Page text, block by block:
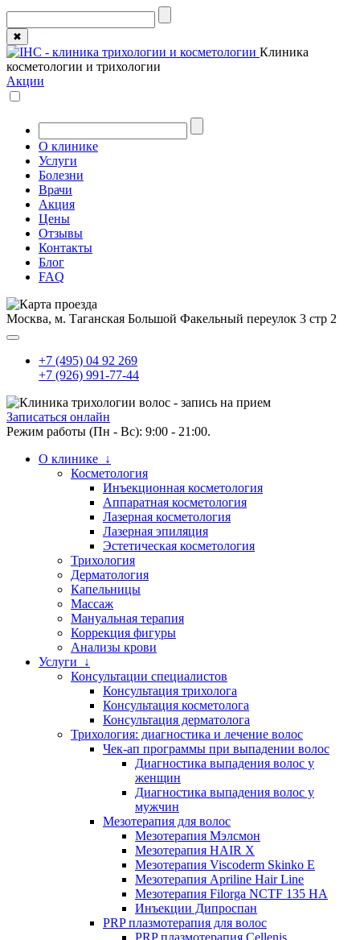
✖
Клиника
косметологии и трихологии
Акции
О клинике
Услуги
Болезни
Врачи
Акция
Цены
Отзывы
Контакты
Блог
FAQ
Москва, м. Таганская Большой Факельный переулок 3 стр 2
+7 (495) 04 92 269
+7 (926) 991-77-44
Записаться онлайн
Режим работы (Пн - Вс): 9:00 - 21:00.
О клинике ↓
Косметология
Инъекционная косметология
Аппаратная косметология
Лазерная косметология
Лазерная эпиляция
Эстетическая косметология
Трихология
Дерматология
Капельницы
Массаж
Мануальная терапия
Коррекция фигуры
Анализы крови
Услуги ↓
Консультации специалистов
Консультация трихолога
Консультация косметолога
Консультация дерматолога
Трихология: диагностика и лечение волос
Чек-ап программы при выпадении волос
Диагностика выпадения волос у
женщин
Диагностика выпадения волос у
мужчин
Мезотерапия для волос
Мезотерапия Мэлсмон
Мезотерапия HAIR X
Мезотерапия Viscoderm Skinko E
Мезотерапия Apriline Hair Line
Мезотерапия Filorga NCTF 135 HA
Инъекции Дипроспан
PRP плазмотерапия для волос
PRP плазмотерапия Cellenis